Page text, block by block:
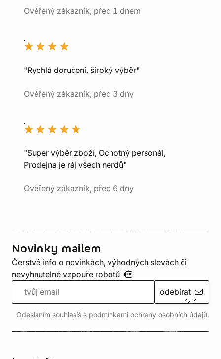
Ověřený zákazník, před 1 dnem
"Rychlá doručení, široký výběr"
Ověřený zákazník, před 3 dny
"Super výběr zboží, Ochotný personál,
Prodejna je ráj všech nerdů"
Ověřený zákazník, před 6 dny
Novinky mailem
Čerstvé info o novinkách, výhodných slevách či
nevyhnutelné vzpouře robotů
odebírat
Odesláním souhlasíš s podmínkami ochrany osobních údajů.